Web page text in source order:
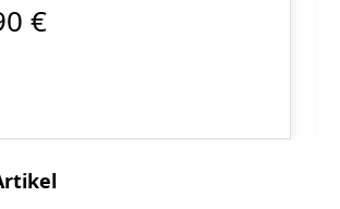
€
überspringen